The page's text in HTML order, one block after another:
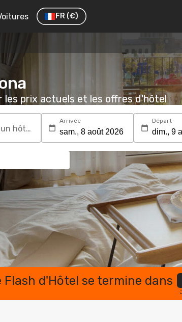
FR (€)
les prix actuels et les offres d'hôtel
Recherchez une destination ou un hôtel
Arrivée Départ
Flash d'Hôtel se termine dans